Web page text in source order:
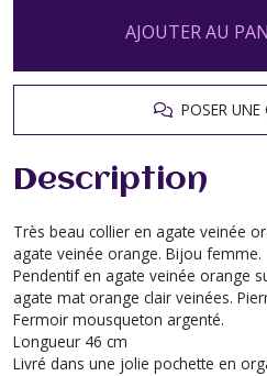
AJOUTER AU
POSER UNE
Description
Très beau collier en agate veinée
agate veinée orange. Bijou femme.
Pendentif en agate veinée orange
agate mat orange clair veinées.
Fermoir mousqueton argenté.
Longueur 46 cm
Livré dans une jolie pochette en